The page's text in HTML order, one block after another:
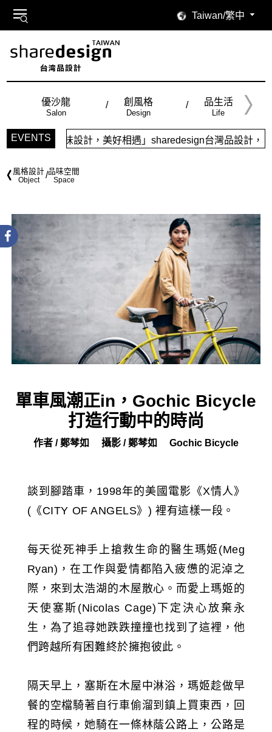
Taiwan/繁中
優沙龍
Salon
創風格
Design
品生活
Life
EVENTS
設計，美好相遇」sharedesign台灣品設計，五大特色主題，
風格設計
Object
品味空間
Space
單車風潮正in，Gochic Bicycle
打造行動中的時尚
作者 / 鄭棽如 攝影 / 鄭棽如 Gochic Bicycle
談到腳踏車，1998年的美國電影《X情人》
(《CITY OF ANGELS》) 裡有這樣一段。
每天從死神手上搶救生命的醫生瑪姬(Meg
Ryan)，在工作與愛情都陷入疲憊的泥淖之
際，來到太浩湖的木屋散心。而愛上瑪姬的
天使塞斯(Nicolas Cage)下定決心放棄永
生，為了追尋她跌跌撞撞也找到了這裡，他
們跨越所有困難終於擁抱彼此。
隔天早上，塞斯在木屋中淋浴，瑪姬趁做早
餐的空檔騎著自行車偷溜到鎮上買東西，回
程的時候，她騎在一條林蔭公路上，公路是